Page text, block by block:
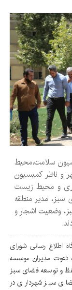
سلامت،محیط
ناظر کمیسیون
شهری و محیط زیست
سبز، مدیر منطقه
وضعیت اشجار و
اطلاع رسانی شورای
دعوت مدیران موسسه
و توسعه فضای سبز
سبز شهرداری در